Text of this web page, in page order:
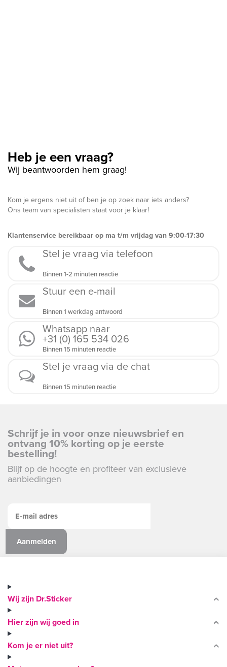
Heb je een vraag?
Wij beantwoorden hem graag!
Kom je ergens niet uit of ben je op zoek naar iets anders?
Ons team van specialisten staat voor je klaar!
Klantenservice bereikbaar op ma t/m vrijdag van 9:00-17:30
Stel je vraag via telefoon
Binnen 1-2 minuten reactie
Stuur een e-mail
Binnen 1 werkdag antwoord
Whatsapp naar
+31 (0) 165 534 026
Binnen 15 minuten reactie
Stel je vraag via de chat
Binnen 15 minuten reactie
Schrijf je in voor onze nieuwsbrief en
ontvang 10% korting op je eerste
bestelling!
Blijf op de hoogte en profiteer van exclusieve
aanbiedingen
Wij zijn Dr.Sticker
Hier zijn wij goed in
Kom je er niet uit?